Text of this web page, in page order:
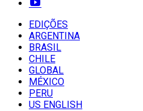
EDIÇÕES
ARGENTINA
BRASIL
CHILE
GLOBAL
MÉXICO
PERU
US ENGLISH